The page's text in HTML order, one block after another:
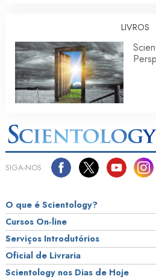
LIVROS
SIGA‑NOS
O que é Scientology?
Cursos On‑line
Serviços Introdutórios
Oficial de Livraria
Scientology nos Dias de Hoje